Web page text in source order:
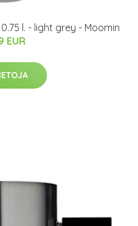
l. - light grey - Moomin
EUR